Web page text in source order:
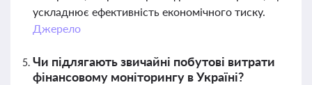
ускладнює ефективність економічного тиску.
Джерело
Чи підлягають звичайні побутові витрати
фінансовому моніторингу в Україні?